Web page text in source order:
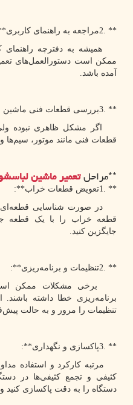
2. **مراجعه به راهنمای کاربری
همیشه به دفترچه راهنمای
ممکن است دستورالعمل‌های
آمده باشد.
3. **بررسی قطعات فنی ماشین
اگر مشکل ظاهری نبوده ولی
قطعات فنی مانند موتور، سیم‌ها
**مراحلتعمیرماشین
1. **تعویض قطعات خراب:**
در صورت شناسایی قطعه‌ای
قطعه خراب را با یک قطعه
جایگزین کنید.
2. **تنظیمات و برنامه‌ریزی:**
برخی مشکلات ممکن است
برنامه‌ریزی خطا داشته باشند.
تنظیمات را مرور و به حالت
3. **پاکسازی و نگهداری:**
مرتبه کارکرد و استفاده
کثیفی و تجمع کثیفی‌ها در
دستگاه را به دقت پاکسازی کنید